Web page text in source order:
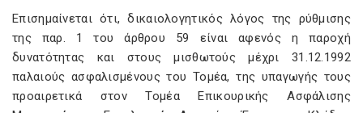
Επισημαίνεται ότι, δικαιολογητικός λόγος της ρύθμισης
της παρ. 1 του άρθρου 59 είναι αφενός η παροχή
δυνατότητας και στους μισθωτούς μέχρι 31.12.1992
παλαιούς ασφαλισμένους του Τομέα, της υπαγωγής τους
προαιρετικά στον Τομέα Επικουρικής Ασφάλισης